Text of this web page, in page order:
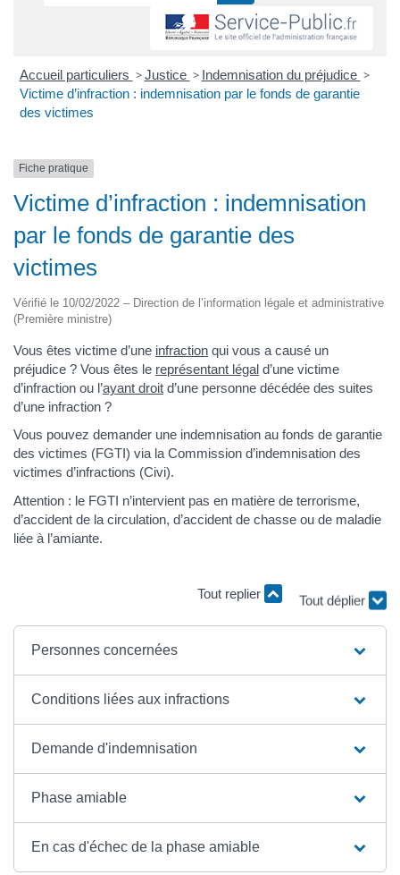
Accueil particuliers > Justice > Indemnisation du préjudice >
Victime d’infraction : indemnisation par le fonds de garantie
des victimes
Fiche pratique
Victime d’infraction : indemnisation
par le fonds de garantie des
victimes
Vérifié le 10/02/2022 – Direction de l’information légale et administrative
(Première ministre)
Vous êtes victime d’une infraction qui vous a causé un
préjudice ? Vous êtes le représentant légal d’une victime
d’infraction ou l’ayant droit d’une personne décédée des suites
d’une infraction ?
Vous pouvez demander une indemnisation au fonds de garantie
des victimes (FGTI) via la Commission d’indemnisation des
victimes d’infractions (Civi).
Attention : le FGTI n’intervient pas en matière de terrorisme,
d’accident de la circulation, d’accident de chasse ou de maladie
liée à l’amiante.
Tout replier
Tout déplier
Personnes concernées
Conditions liées aux infractions
Demande d'indemnisation
Phase amiable
En cas d'échec de la phase amiable